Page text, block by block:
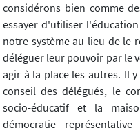
considérons bien comme
essayer d'utiliser
notre système au lieu de le
déléguer leur pouvoir par le
agir à la place les autres. Il
conseil des délégués, le
socio-éducatif et la
démocratie